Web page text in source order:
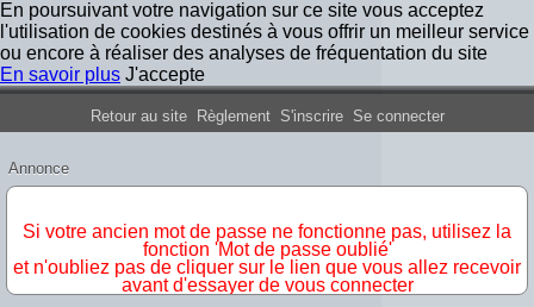
En poursuivant votre navigation sur ce site vous acceptez
l'utilisation de cookies destinés à vous offrir un meilleur service
ou encore à réaliser des analyses de fréquentation du site
En savoir plus J'accepte
Forum Iron Maiden France
Retour au site Règlement S'inscrire Se connecter
Annonce
Si votre ancien mot de passe ne fonctionne pas, utilisez la
fonction 'Mot de passe oublié'
et n'oubliez pas de cliquer sur le lien que vous allez recevoir
avant d'essayer de vous connecter